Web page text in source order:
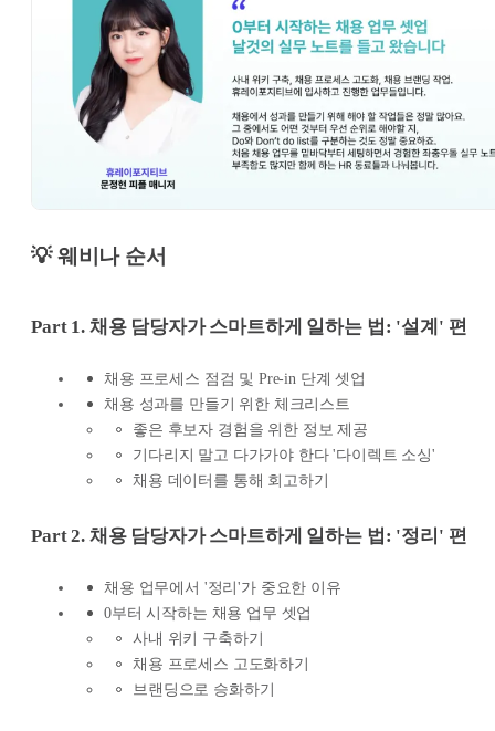
💡 웨비나 순서
Part 1. 채용 담당자가 스마트하게 일하는 법: '설계' 편
채용 프로세스 점검 및 Pre-in 단계 셋업
채용 성과를 만들기 위한 체크리스트
좋은 후보자 경험을 위한 정보 제공
기다리지 말고 다가가야 한다 '다이렉트 소싱'
채용 데이터를 통해 회고하기
Part 2. 채용 담당자가 스마트하게 일하는 법: '정리' 편
채용 업무에서 '정리'가 중요한 이유
0부터 시작하는 채용 업무 셋업
사내 위키 구축하기
채용 프로세스 고도화하기
브랜딩으로 승화하기